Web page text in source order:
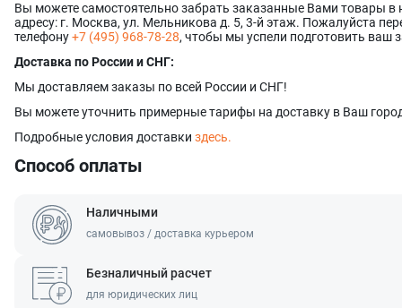
Вы можете самостоятельно забрать заказанные Вами товары
адресу: г. Москва, ул. Мельникова д. 5, 3-й этаж. Пожалуйста
телефону+7 (495) 968-78-28, чтобы мы успели подготовить ваш
Доставка по России и СНГ:
Мы доставляем заказы по всей России и СНГ!
Вы можете уточнить примерные тарифы на доставку в Ваш
Подробные условия доставки здесь.
Способ оплаты
Наличными
самовывоз / доставка курьером
Безналичный расчет
для юридических лиц